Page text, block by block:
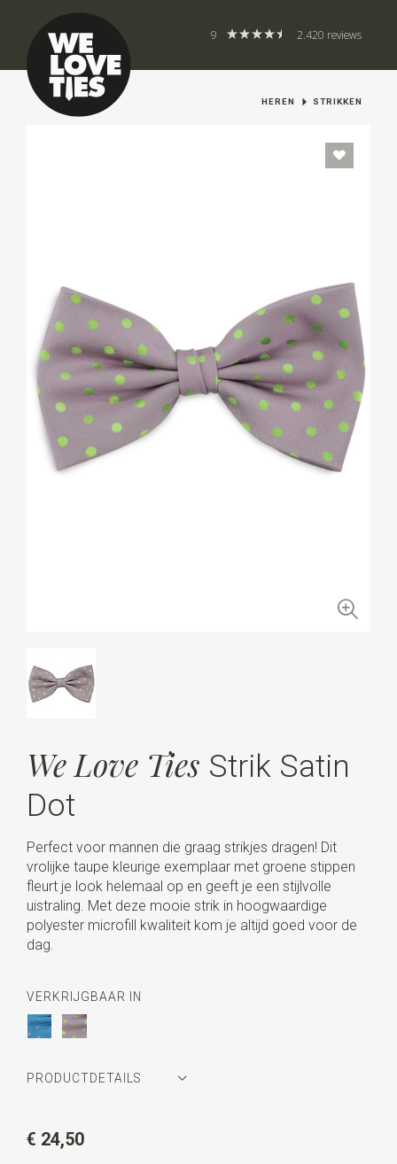
9 2.420 reviews
HEREN STRIKKEN
We Love Ties Strik Satin
Dot
Perfect voor mannen die graag strikjes dragen! Dit
vrolijke taupe kleurige exemplaar met groene stippen
fleurt je look helemaal op en geeft je een stijlvolle
uistraling. Met deze mooie strik in hoogwaardige
polyester microfill kwaliteit kom je altijd goed voor de
dag.
VERKRIJGBAAR IN
PRODUCTDETAILS
taupe / groen
€ 24,50